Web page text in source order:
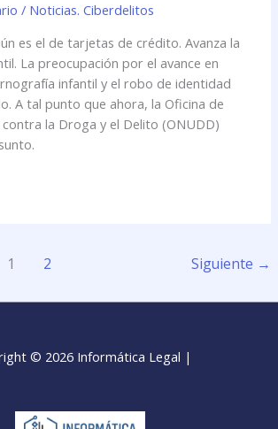
/ Noticias. Ciberdelitos
es el de tarjetas de crédito. Avanza la
La preocupación por el avance en
infantil y el robo de identidad
A tal punto que ahora, la Oficina de
contra la Droga y el Delito (ONUDD)
1 2 Siguiente →
© 2026 Informática Legal |